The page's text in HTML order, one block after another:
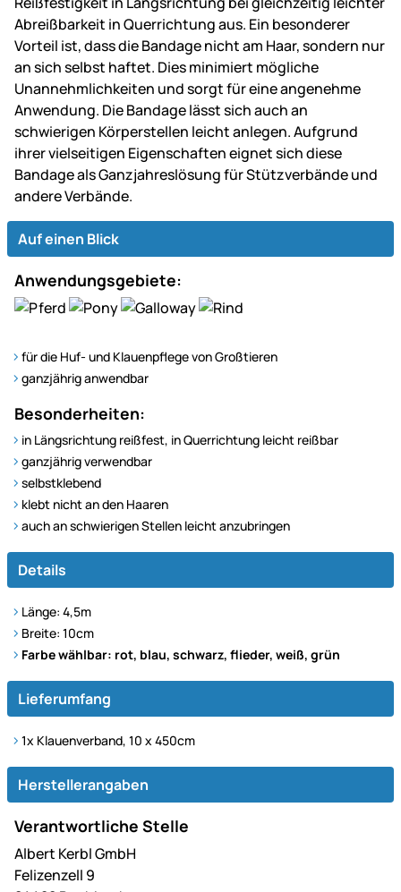
Abreißbarkeit in Querrichtung aus. Ein besonderer
Vorteil ist, dass die Bandage nicht am Haar, sondern nur
an sich selbst haftet. Dies minimiert mögliche
Unannehmlichkeiten und sorgt für eine angenehme
Anwendung. Die Bandage lässt sich auch an
schwierigen Körperstellen leicht anlegen. Aufgrund
ihrer vielseitigen Eigenschaften eignet sich diese
Bandage als Ganzjahreslösung für Stützverbände und
andere Verbände.
Auf einen Blick
Anwendungsgebiete:
für die Huf- und Klauenpflege von Großtieren
ganzjährig anwendbar
Besonderheiten:
in Längsrichtung reißfest, in Querrichtung leicht reißbar
ganzjährig verwendbar
selbstklebend
klebt nicht an den Haaren
auch an schwierigen Stellen leicht anzubringen
Details
Länge: 4,5m
Breite: 10cm
Farbe wählbar: rot, blau, schwarz, flieder, weiß, grün
Lieferumfang
1x Klauenverband, 10 x 450cm
Herstellerangaben
Verantwortliche Stelle
Albert Kerbl GmbH
Felizenzell 9